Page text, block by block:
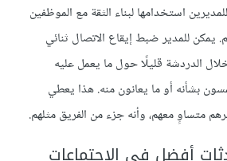
استخدامها لبناء الثقة مع الموظفين
يمكن للمدير ضبط إيقاع الاتصال ثنائي
الدردشة قليلًا حول ما يعمل عليه
بشأنه أو ما يعانون منه. هذا يعطي
متساوٍ معهم، وأنه جزء من الفريق مثلهم.
أفضل في الاجتماعات